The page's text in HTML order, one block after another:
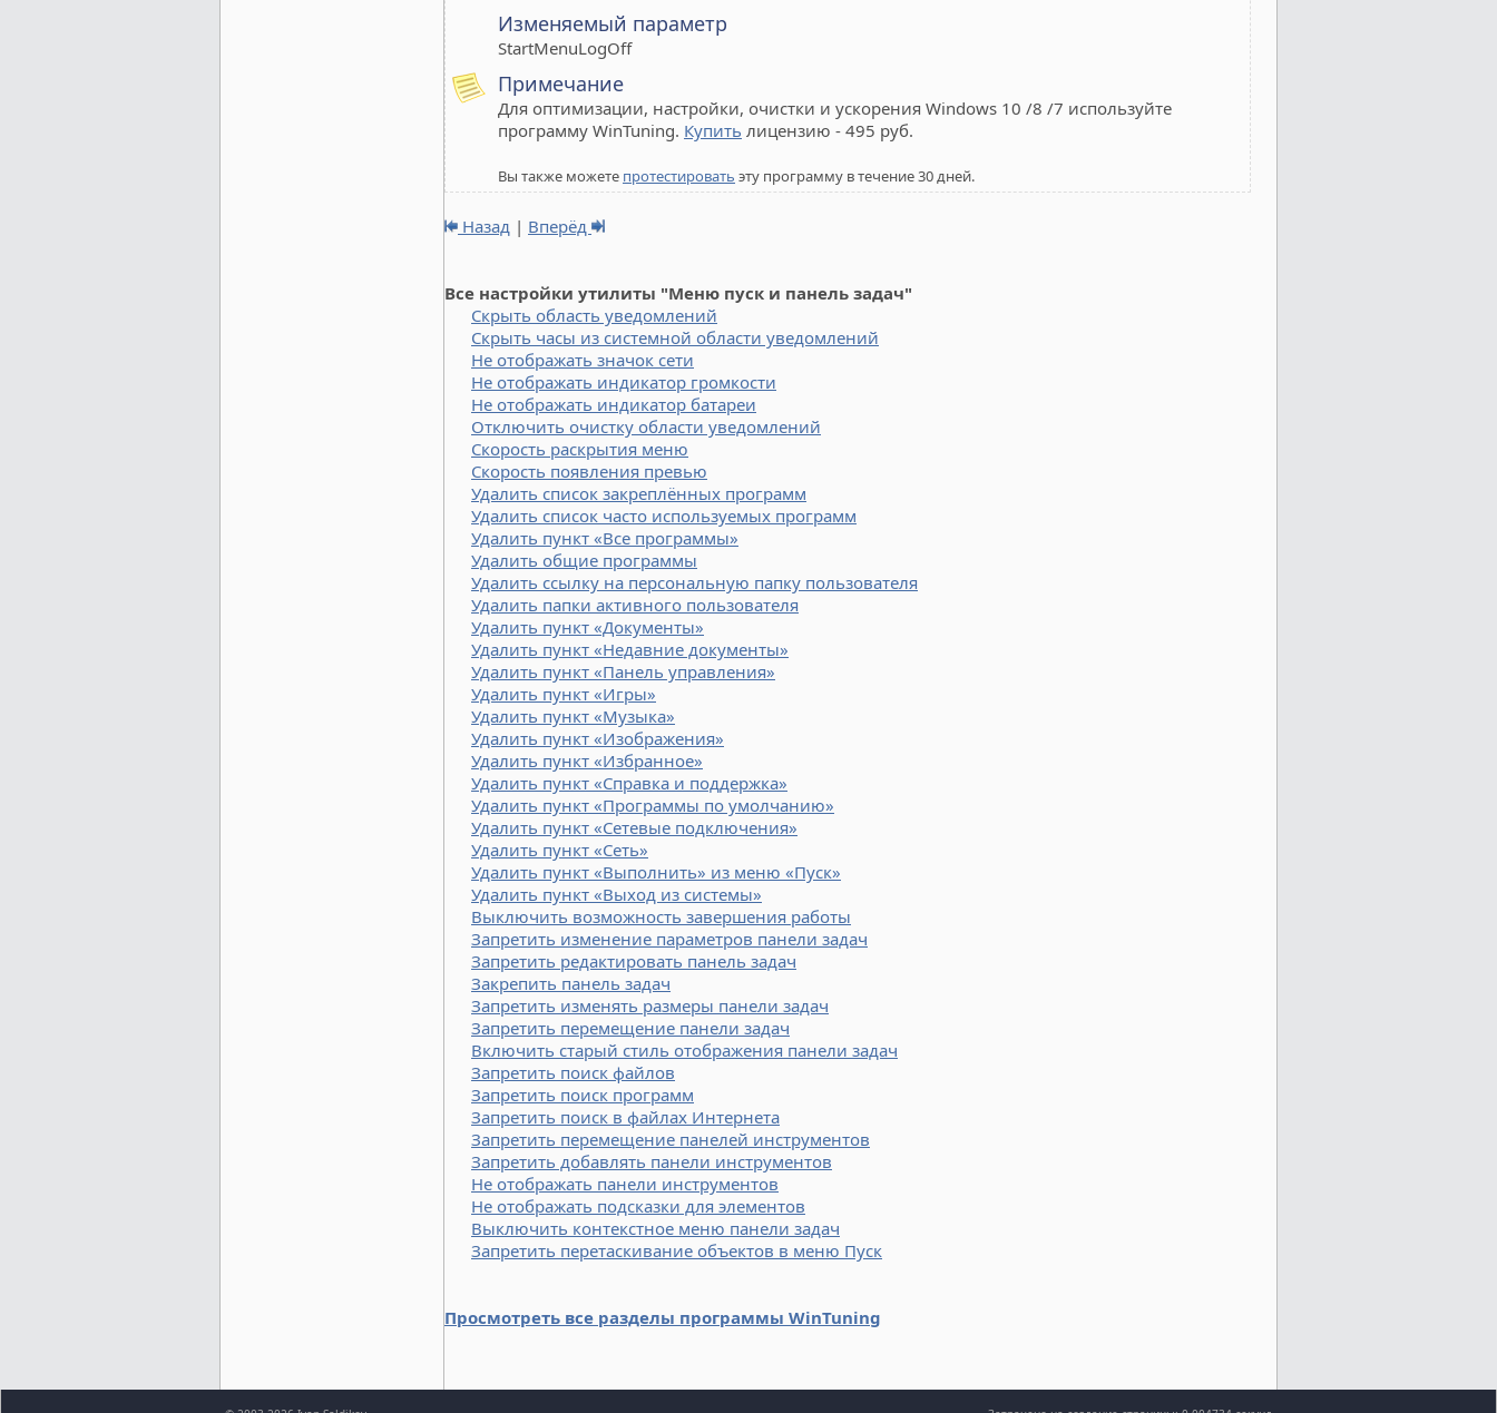
Изменяемый параметр
StartMenuLogOff
Примечание
Для оптимизации, настройки, очистки и ускорения Windows 10 /8 /7 используйте
программу WinTuning. Купить лицензию - 495 руб.
Вы также можете протестировать эту программу в течение 30 дней.
Назад | Вперёд
Все настройки утилиты "Меню пуск и панель задач"
Скрыть область уведомлений
Скрыть часы из системной области уведомлений
Не отображать значок сети
Не отображать индикатор громкости
Не отображать индикатор батареи
Отключить очистку области уведомлений
Скорость раскрытия меню
Скорость появления превью
Удалить список закреплённых программ
Удалить список часто используемых программ
Удалить пункт «Все программы»
Удалить общие программы
Удалить ссылку на персональную папку пользователя
Удалить папки активного пользователя
Удалить пункт «Документы»
Удалить пункт «Недавние документы»
Удалить пункт «Панель управления»
Удалить пункт «Игры»
Удалить пункт «Музыка»
Удалить пункт «Изображения»
Удалить пункт «Избранное»
Удалить пункт «Справка и поддержка»
Удалить пункт «Программы по умолчанию»
Удалить пункт «Сетевые подключения»
Удалить пункт «Сеть»
Удалить пункт «Выполнить» из меню «Пуск»
Удалить пункт «Выход из системы»
Выключить возможность завершения работы
Запретить изменение параметров панели задач
Запретить редактировать панель задач
Закрепить панель задач
Запретить изменять размеры панели задач
Запретить перемещение панели задач
Включить старый стиль отображения панели задач
Запретить поиск файлов
Запретить поиск программ
Запретить поиск в файлах Интернета
Запретить перемещение панелей инструментов
Запретить добавлять панели инструментов
Не отображать панели инструментов
Не отображать подсказки для элементов
Выключить контекстное меню панели задач
Запретить перетаскивание объектов в меню Пуск
Просмотреть все разделы программы WinTuning